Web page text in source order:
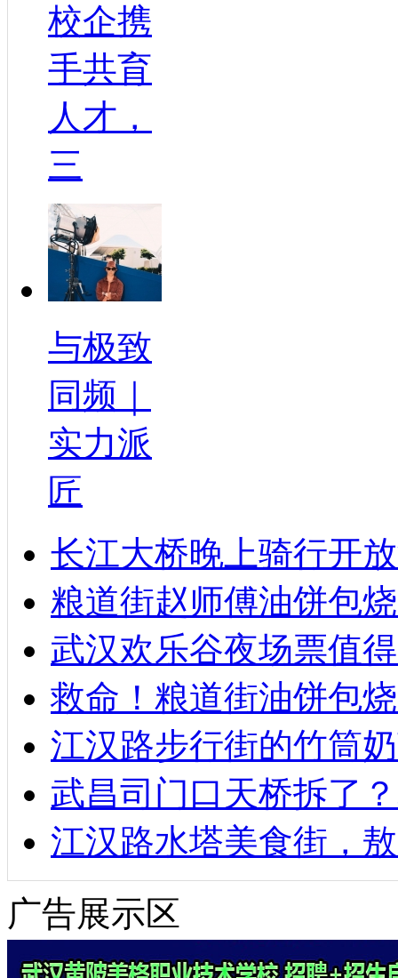
校企携
手共育
人才，
三
与极致
同频｜
实力派
匠
长江大桥晚上骑行开
粮道街赵师傅油饼包
武汉欢乐谷夜场票值
救命！粮道街油饼包
江汉路步行街的竹筒
武昌司门口天桥拆了
江汉路水塔美食街，
广告展示区